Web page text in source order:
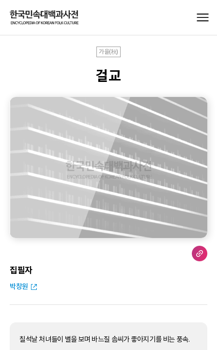
가을(秋)
걸교
집필자
박창원
칠석날 처녀들이 별을 보며 바느질 솜씨가 좋아지기를 비는 풍속.